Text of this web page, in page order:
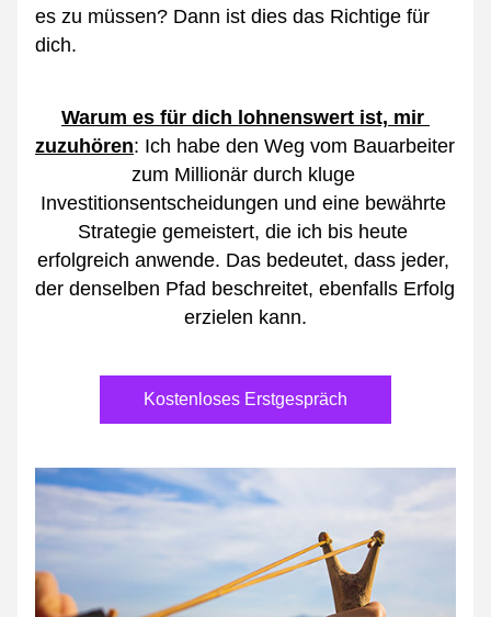
es zu müssen? Dann ist dies das Richtige für
dich.
Warum es für dich lohnenswert ist, mir
zuzuhören: Ich habe den Weg vom Bauarbeiter
zum Millionär durch kluge
Investitionsentscheidungen und eine bewährte
Strategie gemeistert, die ich bis heute
erfolgreich anwende. Das bedeutet, dass jeder,
der denselben Pfad beschreitet, ebenfalls Erfolg
erzielen kann.
Kostenloses Erstgespräch